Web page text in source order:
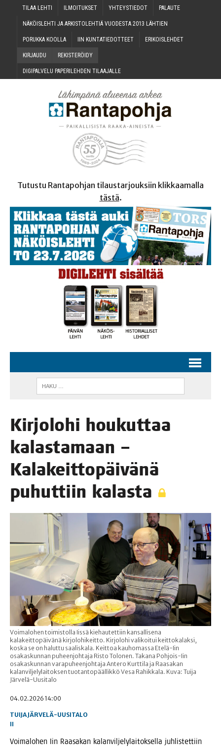
TILAA LEH­TI ILMOI­TUK­SET YHTEYS­TIE­DOT PALAU­TE
NÄKÖIS­LEH­TI JA ARKIS­TO­LEH­TIÄ VUO­DES­TA 2013 LÄHTIEN
PORUK­KA KOOLLA IIN KUN­TA­TIE­DOT­TEET ERI­KOIS­LEH­DET
KIR­JAU­DU REKIS­TE­RÖI­DY
DIGI­PAL­VE­LU PAPE­RI­LEH­DEN TILAAJALLE
Tutustu Rantapohjan tilaustarjouksiin klikkaamalla
tästä.
Kir­jo­lo­hi hou­kut­taa
kalas­ta­maan –
Kala­keit­to­päi­vä­nä
puhut­tiin kalasta
Voimalohen toimistolla Iissä kiehautettiin kansallisena
kalakeittopäivänä kirjolohikeitto. Kirjolohi valikoitui keittokalaksi,
koska se on haluttu saaliskala. Keittoa kauhomassa Etelä-Iin
osakaskunnan puheenjohtaja Risto Tolonen. Takana Pohjois-Iin
osakaskunnan varapuheenjohtaja Antero Kurttila ja Raasakan
kalanviljelylaitoksen tuotantopäällikkö Vesa Rahikkala. Kuva: Tuija
Järvelä-Uusitalo
04.02.2026 14:00
TUIJA JÄRVELÄ-UUSITALO
II
Voi­ma­lo­hen Iin Raa­sa­kan kalan­vil­je­ly­lai­tok­sel­la juh­lis­tet­tiin